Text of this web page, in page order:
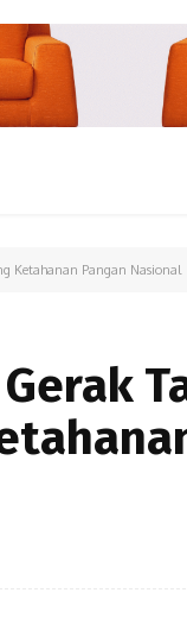
Ketahanan Pangan Nasional